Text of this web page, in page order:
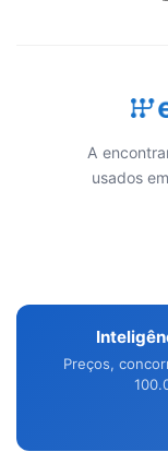
A
usados
Preços,